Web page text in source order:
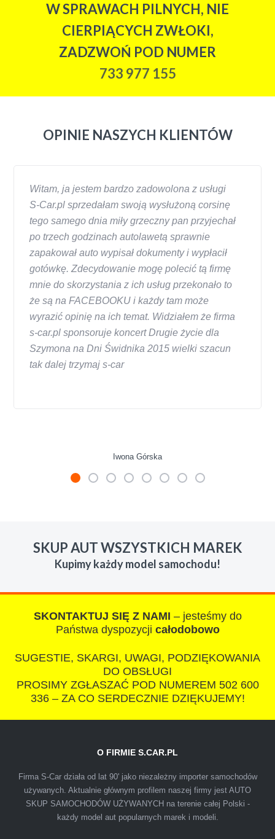
W SPRAWACH PILNYCH, NIE
CIERPIĄCYCH ZWŁOKI,
ZADZWOŃ POD NUMER
733 977 155
OPINIE NASZYCH KLIENTÓW
Witam, ja jestem bardzo zadowolona z usługi
S-Car.pl sprzedałam swoją wysłużoną corsinę
tego samego dnia miły grzeczny pan przyjechał
po trzech godzinach autolawetą sprawnie
zapakował auto wypisał dokumenty i wypłacił
gotówkę. Zdecydowanie mogę polecić tą firmę
mnie do skorzystania z ich usług przekonało to
że są na FACEBOOKU i każdy tam może
wyrazić opinię na ich temat. Widziałem że firma
s-car.pl sponsoruje koncert Drugie życie dla
Szymona na Dni Świdnika 2015 wielki szacun
tak dalej trzymaj s-car
Iwona Górska
roznym stanie i roznym wieku, za kazdym
razem z laweta ten sam przesympatyczny,
czlowiek. Doradzil telefonicznie, zaproponowal
rozsadna cene i od reki zalatwil sprawe. Jesli
nie chcecie natknac sie na spaslych
polecam s-car.pl
IZA
Polecam firmę s-car ze Świdnika. Dawno nie
SKUP AUT WSZYSTKICH MAREK
Kupimy każdy model samochodu!
SKONTAKTUJ SIĘ Z NAMI – jesteśmy do
Państwa dyspozycji całodobowo
SUGESTIE, SKARGI, UWAGI, PODZIĘKOWANIA
DO OBSŁUGI
PROSIMY ZGŁASZAĆ POD NUMEREM 502 600
336 – ZA CO SERDECZNIE DZIĘKUJEMY!
O FIRMIE S.CAR.PL
Firma S-Car działa od lat 90' jako niezależny importer samochodów
używanych. Aktualnie głównym profilem naszej firmy jest AUTO
SKUP SAMOCHODÓW UŻYWANYCH na terenie całej Polski -
każdy model aut popularnych marek i modeli.